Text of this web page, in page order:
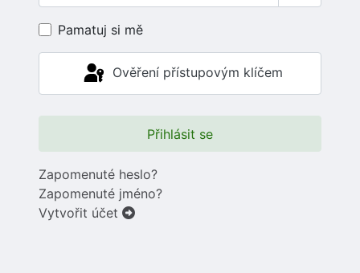
Zobrazit
Pamatuj si mě
Ověření přístupovým klíčem
Přihlásit se
Zapomenuté heslo?
Zapomenuté jméno?
Vytvořit účet